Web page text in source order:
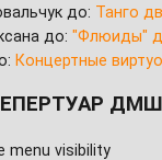
до: Танго
до: "Флюиды"
Концертные
ДМШ
menu visibility